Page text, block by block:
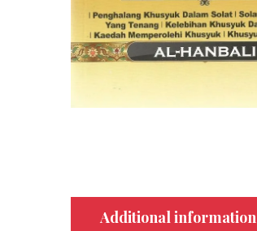
Additional information